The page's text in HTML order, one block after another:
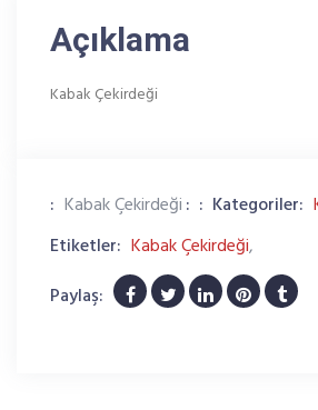
Açıklama
Kabak Çekirdeği
: Kabak Çekirdeği: : Kategoriler:
Etiketler: Kabak Çekirdeği,
Paylaş: